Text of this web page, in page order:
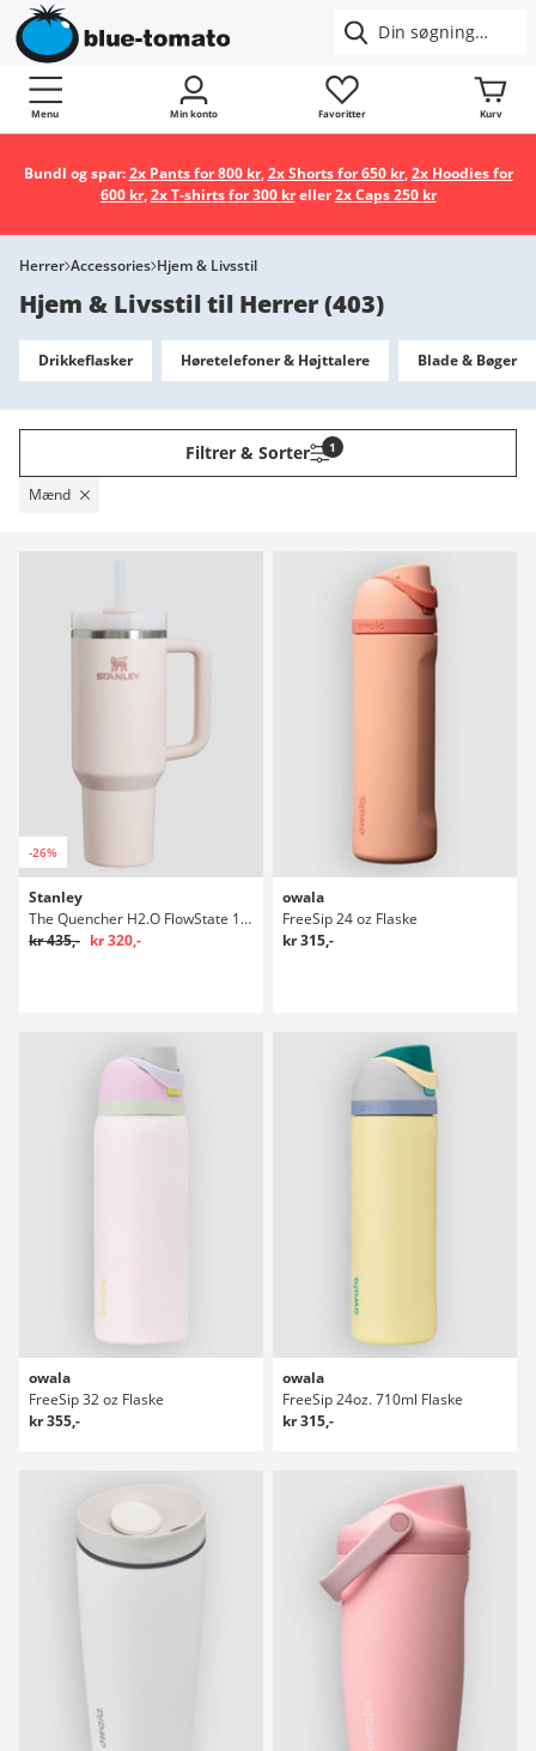
Menu Min konto Favoritter Kurv
Bundl og spar:2x Pants for 800 kr,2x Shorts for 650 kr,2x Hoodies for
600 kr,2x T-shirts for 300 kreller2x Caps 250 kr
Herrer Accessories Hjem & Livsstil
Hjem & Livsstil til Herrer(403)
Drikkeflasker Høretelefoner & Højttalere Blade & Bøger
Filtrer & Sorter 1
Mænd
-26%
Stanley
The Quencher H2.O FlowState 1,18l Flaske
kr 435,- kr 320,-
owala
FreeSip 24 oz Flaske
kr 315,-
owala
FreeSip 32 oz Flaske
kr 355,-
owala
FreeSip 24oz. 710ml Flaske
kr 315,-